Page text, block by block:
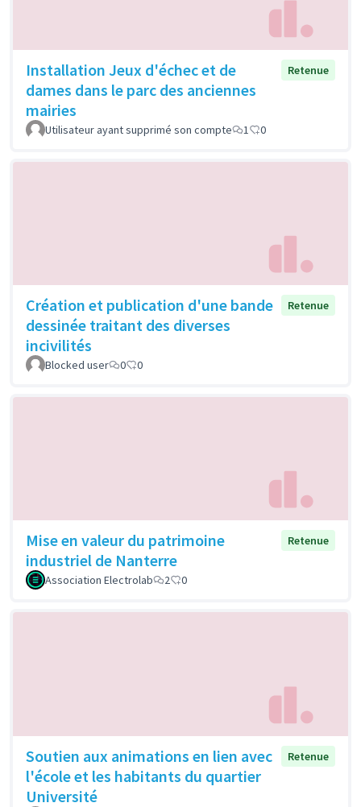
Installation Jeux d'échec et de
dames dans le parc des anciennes
mairies
Retenue
Utilisateur ayant supprimé son compte 1 0
Création et publication d'une bande
dessinée traitant des diverses
incivilités
Retenue
Blocked user 0 0
Mise en valeur du patrimoine
industriel de Nanterre
Retenue
Association Electrolab 2 0
Soutien aux animations en lien avec
l'école et les habitants du quartier
Université
Retenue